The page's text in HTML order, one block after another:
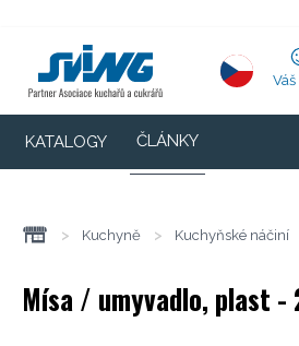
KATALOGY ČLÁNKY
> Kuchyně > Kuchyňské náčiní
Mísa / umyvadlo, plast -